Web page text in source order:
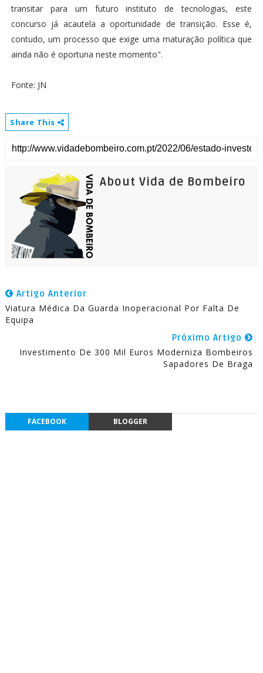
transitar para um futuro instituto de tecnologias, este
concurso já acautela a oportunidade de transição. Esse é,
contudo, um processo que exige uma maturação política que
ainda não é oportuna neste momento".
Fonte: JN
Share This
About Vida de Bombeiro
Artigo Anterior
Viatura Médica Da Guarda Inoperacional Por Falta De
Equipa
Próximo Artigo
Investimento De 300 Mil Euros Moderniza Bombeiros
Sapadores De Braga
FACEBOOK BLOGGER